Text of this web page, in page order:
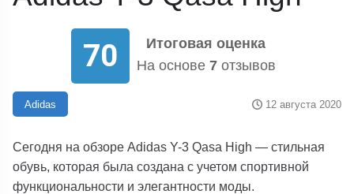
70
Итоговая оценка
На основе 7отзывов
Adidas 12 августа 2020
Сегодня на обзоре Adidas Y-3 Qasa High — стильная
обувь, которая была создана с учетом спортивной
функциональности и элегантности моды.